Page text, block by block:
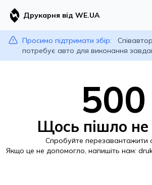
Друкарня від WE.UA
Просимо підтримати збір:
потребує авто для виконання
500
Щось пішло не
Спробуйте перезавантажити
Якщо це не допомогло, напишіть нам: